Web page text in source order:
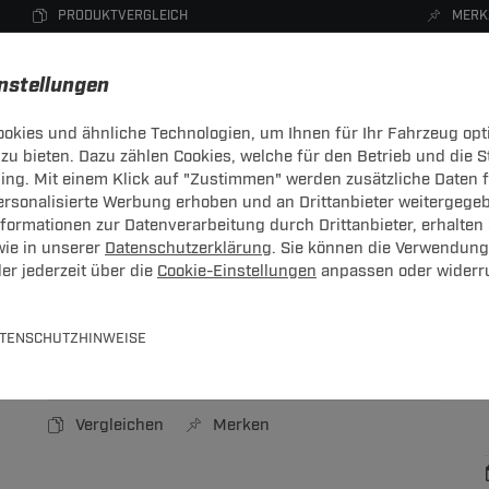
und ähnliche Technologien, um Ihnen für Ihr Fahrzeug
bieten. Dazu zählen Cookies, welche für den Betrieb und die
Mit einem Klick auf "Zustimmen" werden zusätzliche Daten
Werbung erhoben und an Drittanbieter
zur Datenverarbeitung durch Drittanbieter, erhalten
in unserer Datenschutzerklärung. Sie können die
jederzeit über die Cookie-Einstellungen anpassen oder
PRODUKTVERGLEICH
DACHBOXEN FAHRRADTRÄGER ZUBEHÖR
Vergleichen Merken